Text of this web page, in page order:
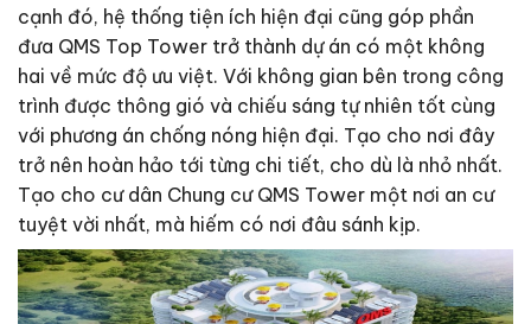
cạnh đó, hệ thống tiện ích hiện đại cũng góp phần
đưa QMS Top Tower trở thành dự án có một không
hai về mức độ ưu việt. Với không gian bên trong công
trình được thông gió và chiếu sáng tự nhiên tốt cùng
với phương án chống nóng hiện đại. Tạo cho nơi đây
trở nên hoàn hảo tới từng chi tiết, cho dù là nhỏ nhất.
Tạo cho cư dân Chung cư QMS Tower một nơi an cư
tuyệt vời nhất, mà hiếm có nơi đâu sánh kịp.